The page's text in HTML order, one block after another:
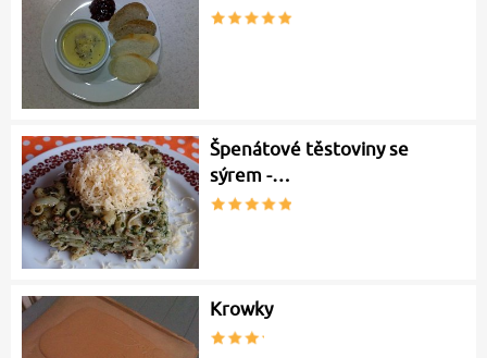
Špenátové těstoviny se
sýrem -…
Krowky